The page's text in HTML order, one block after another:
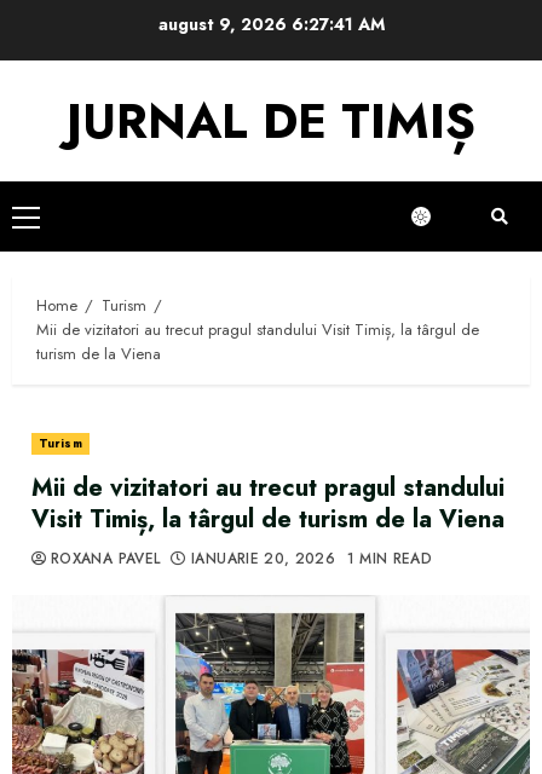
august 9, 2026 6:27:42 AM
JURNAL DE TIMIȘ
Primary
Menu
Home
Turism
Mii de vizitatori au trecut pragul standului Visit Timiș, la târgul de
turism de la Viena
Turism
Mii de vizitatori au trecut pragul standului
Visit Timiș, la târgul de turism de la Viena
ROXANA PAVEL IANUARIE 20, 2026 1 MIN READ